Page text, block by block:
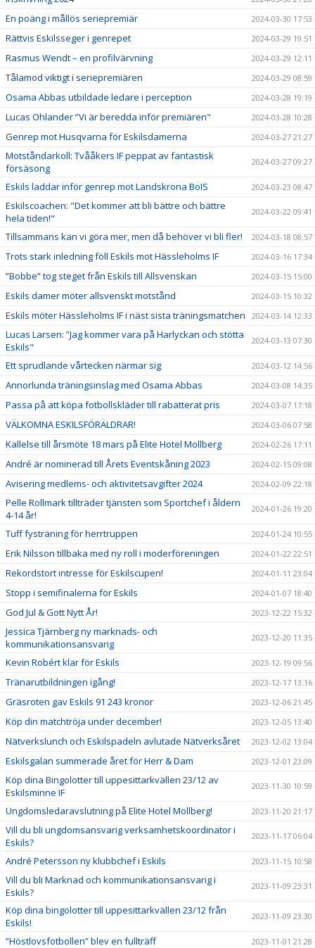
En poäng i mållös seriepremiär 2024-03-30 17:53
Rättvis Eskilsseger i genrepet 2024-03-29 19:51
Rasmus Wendt – en profilvärvning 2024-03-29 12:11
Tålamod viktigt i seriepremiären 2024-03-29 08:59
Osama Abbas utbildade ledare i perception 2024-03-28 19:19
Lucas Ohlander ”Vi är beredda inför premiären" 2024-03-28 10:28
Genrep mot Husqvarna för Eskilsdamerna 2024-03-27 21:27
Motståndarkoll: Tvååkers IF peppat av fantastisk
försäsong
2024-03-27 09:27
Eskils laddar inför genrep mot Landskrona BoIS 2024-03-23 08:47
Eskilscoachen: "Det kommer att bli bättre och bättre
hela tiden!"
2024-03-22 09:41
Tillsammans kan vi göra mer, men då behöver vi bli fler! 2024-03-18 08:57
Trots stark inledning föll Eskils mot Hässleholms IF 2024-03-16 17:34
”Bobbe” tog steget från Eskils till Allsvenskan 2024-03-15 15:00
Eskils damer möter allsvenskt motstånd 2024-03-15 10:32
Eskils möter Hässleholms IF i näst sista träningsmatchen 2024-03-14 12:33
Lucas Larsen: ”Jag kommer vara på Harlyckan och stötta
Eskils"
2024-03-13 07:30
Ett sprudlande vårtecken närmar sig 2024-03-12 14:56
Annorlunda träningsinslag med Osama Abbas 2024-03-08 14:35
Passa på att köpa fotbollskläder till rabatterat pris 2024-03-07 17:18
VÄLKOMNA ESKILSFÖRÄLDRAR! 2024-03-06 07:58
Kallelse till årsmöte 18 mars på Elite Hotel Mollberg 2024-02-26 17:11
André är nominerad till Årets Eventskåning 2023 2024-02-15 09:08
Avisering medlems- och aktivitetsavgifter 2024 2024-02-09 22:18
Pelle Rollmark tillträder tjänsten som Sportchef i åldern
4-14 år!
2024-01-26 19:20
Tuff fysträning för herrtruppen 2024-01-24 10:55
Erik Nilsson tillbaka med ny roll i moderföreningen 2024-01-22 22:51
Rekordstort intresse för Eskilscupen! 2024-01-11 23:04
Stopp i semifinalerna för Eskils 2024-01-07 18:40
God Jul & Gott Nytt År! 2023-12-22 15:32
Jessica Tjärnberg ny marknads- och
kommunikationsansvarig
2023-12-20 11:35
Kevin Robért klar för Eskils 2023-12-19 09:56
Tränarutbildningen igång! 2023-12-17 13:16
Gräsroten gav Eskils 91 243 kronor 2023-12-06 21:45
Köp din matchtröja under december! 2023-12-05 13:40
Nätverkslunch och Eskilspadeln avlutade Nätverksåret 2023-12-02 13:04
Eskilsgalan summerade året för Herr & Dam 2023-12-01 23:09
Köp dina Bingolotter till uppesittarkvällen 23/12 av
Eskilsminne IF
2023-11-30 10:59
Ungdomsledaravslutning på Elite Hotel Mollberg! 2023-11-20 21:17
Vill du bli ungdomsansvarig verksamhetskoordinator i
Eskils?
2023-11-17 06:04
André Petersson ny klubbchef i Eskils 2023-11-15 10:58
Vill du bli Marknad och kommunikationsansvarig i
Eskils?
2023-11-09 23:31
Köp dina bingolotter till uppesittarkvällen 23/12 från
Eskils!
2023-11-09 23:30
”Höstlovsfotbollen” blev en fullträff 2023-11-01 21:28